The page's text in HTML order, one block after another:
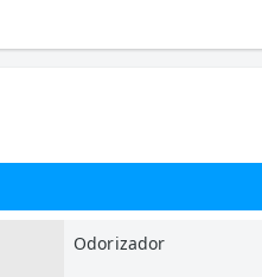
Odorizador